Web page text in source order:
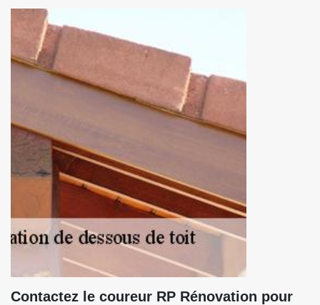
Contactez le coureur RP Rénovation pour